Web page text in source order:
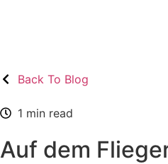
Back To Blog
1 min read
Auf dem